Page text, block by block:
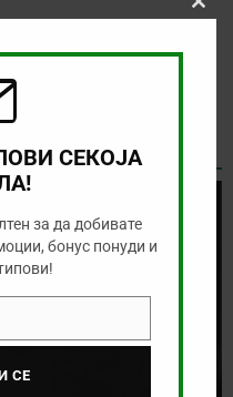
а ние ќе го
лига[…]
Close
СЕКОЈА
за да добивате
бонус понуди и
СЕ